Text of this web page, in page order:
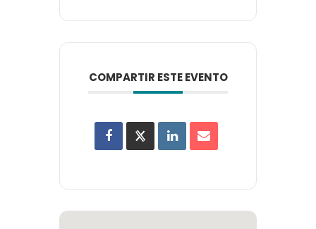
COMPARTIR ESTE EVENTO